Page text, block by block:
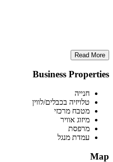
Read More
Business Properties
חנייה
טלויזיה בכבלים/לווין
מטבח מרכזי
מיזוג אוויר
מרפסת
עמדת מנגל
Map